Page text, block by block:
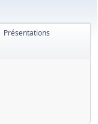
Présentations